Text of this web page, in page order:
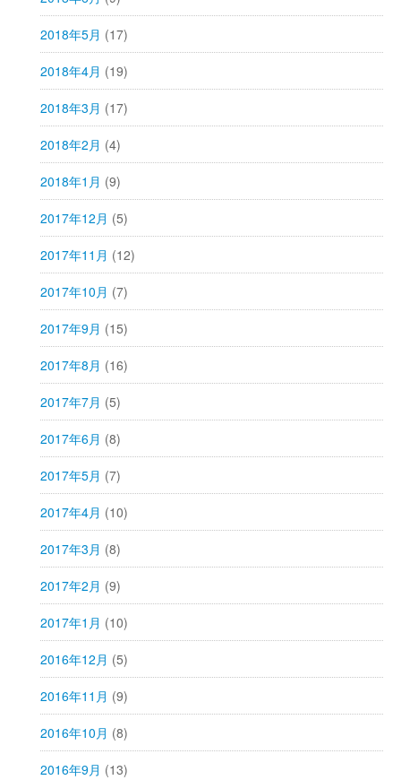
2018年5月 (17)
2018年4月 (19)
2018年3月 (17)
2018年2月 (4)
2018年1月 (9)
2017年12月 (5)
2017年11月 (12)
2017年10月 (7)
2017年9月 (15)
2017年8月 (16)
2017年7月 (5)
2017年6月 (8)
2017年5月 (7)
2017年4月 (10)
2017年3月 (8)
2017年2月 (9)
2017年1月 (10)
2016年12月 (5)
2016年11月 (9)
2016年10月 (8)
2016年9月 (13)